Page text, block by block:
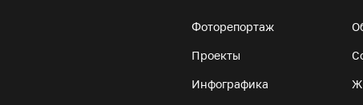
Фоторепортаж
Проекты
Инфографика